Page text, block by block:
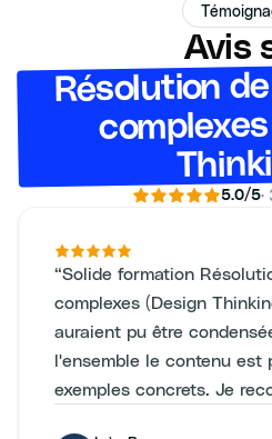
Avis
Résolution
5.0/5·
“Solide formation
complexes (Design
auraient pu être
l'ensemble le contenu est
exemples concrets. Je